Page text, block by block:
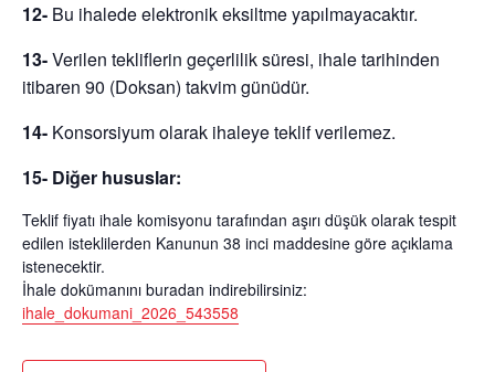
12- Bu ihalede elektronik eksiltme yapılmayacaktır.
13-Verilen tekliflerin geçerlilik süresi, ihale tarihinden
itibaren 90 (Doksan) takvim günüdür.
14- Konsorsiyum olarak ihaleye teklif verilemez.
15- Diğer hususlar:
Teklif fiyatı ihale komisyonu tarafından aşırı düşük olarak tespit
edilen isteklilerden Kanunun 38 inci maddesine göre açıklama
istenecektir.
İhale dokümanını buradan indirebilirsiniz:
ihale_dokumani_2026_543558